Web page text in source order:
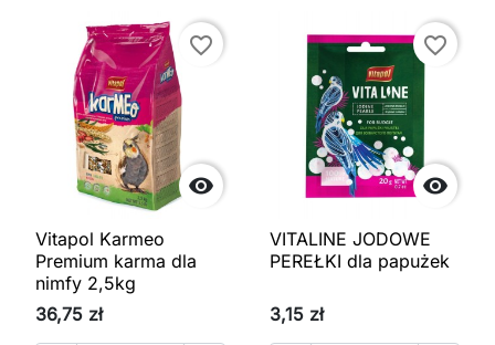

favorite_border
Vitapol Karmeo
Premium karma dla
nimfy 2,5kg
36,75 zł

favorite_border
VITALINE JODOWE
PEREŁKI dla papużek
3,15 zł